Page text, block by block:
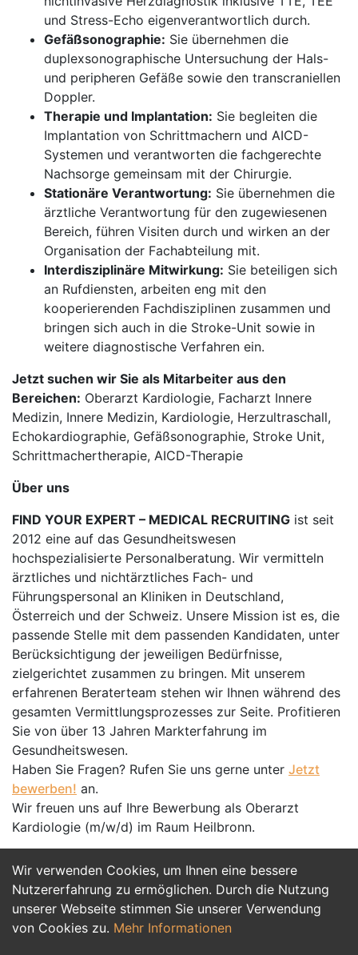
Wir verwenden Cookies, um Ihnen eine bessere
Nutzererfahrung zu ermöglichen. Durch die Nutzung
unserer Webseite stimmen Sie unserer Verwendung
von Cookies zu. Mehr Informationen
und Stress-Echo eigenverantwortlich durch.
Gefäßsonographie: Sie übernehmen die
duplexsonographische Untersuchung der Hals-
und peripheren Gefäße sowie den transcraniellen
Doppler.
Therapie und Implantation: Sie begleiten die
Implantation von Schrittmachern und AICD-
Systemen und verantworten die fachgerechte
Nachsorge gemeinsam mit der Chirurgie.
Stationäre Verantwortung: Sie übernehmen die
ärztliche Verantwortung für den zugewiesenen
Bereich, führen Visiten durch und wirken an der
Organisation der Fachabteilung mit.
Interdisziplinäre Mitwirkung: Sie beteiligen sich
an Rufdiensten, arbeiten eng mit den
kooperierenden Fachdisziplinen zusammen und
bringen sich auch in die Stroke-Unit sowie in
weitere diagnostische Verfahren ein.
Jetzt suchen wir Sie als Mitarbeiter aus den
Bereichen: Oberarzt Kardiologie, Facharzt Innere
Medizin, Innere Medizin, Kardiologie, Herzultraschall,
Echokardiographie, Gefäßsonographie, Stroke Unit,
Schrittmachertherapie, AICD-Therapie
Über uns
FIND YOUR EXPERT – MEDICAL RECRUITING ist seit
2012 eine auf das Gesundheitswesen
hochspezialisierte Personalberatung. Wir vermitteln
ärztliches und nichtärztliches Fach- und
Führungspersonal an Kliniken in Deutschland,
Österreich und der Schweiz. Unsere Mission ist es, die
passende Stelle mit dem passenden Kandidaten, unter
Berücksichtigung der jeweiligen Bedürfnisse,
zielgerichtet zusammen zu bringen. Mit unserem
erfahrenen Beraterteam stehen wir Ihnen während des
gesamten Vermittlungsprozesses zur Seite. Profitieren
Sie von über 13 Jahren Markterfahrung im
Gesundheitswesen.
Haben Sie Fragen? Rufen Sie uns gerne unter Jetzt
bewerben! an.
Wir freuen uns auf Ihre Bewerbung als Oberarzt
Kardiologie (m/w/d) im Raum Heilbronn.
Jetzt Bewerben